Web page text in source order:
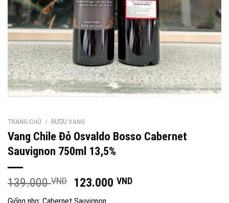
TRANG CHỦ / RƯỢU VANG
Vang Chile Đỏ Osvaldo Bosso Cabernet
Sauvignon 750ml 13,5%
139.000VND
Giá
gốc
123.000VNDGiá